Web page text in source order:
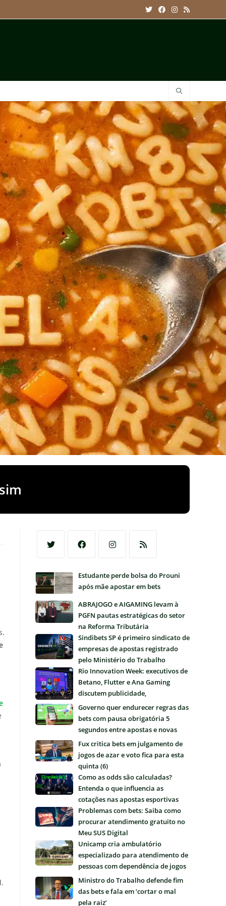
em
uma
nova
aba
em
uma
nova
aba
em
uma
nova
aba
em
uma
nova
aba
Estudante perde bolsa do Prouni
após mãe apostar em bets
ABRAJOGO e AIGAMING levam à
PGFN pautas estratégicas do setor
na Reforma Tributária
Sindibets SP é primeiro sindicato de
empresas de apostas registrado
pelo Ministério do Trabalho
Rio Innovation Week: executivos de
Betano, Flutter e Ana Gaming
discutem publicidade,
regulamentação e futuro das bets
no Brasil
Governo quer endurecer regras das
bets com pausa obrigatória 5
segundos entre apostas e novas
restrições
Fux critica bets em julgamento de
jogos de azar e voto fica para esta
quinta (6)
Como as odds são calculadas?
Entenda o que influencia as
cotações nas apostas esportivas
Problemas com bets: Saiba como
procurar atendimento gratuito no
Meu SUS Digital
Unicamp cria ambulatório
especializado para atendimento de
pessoas com dependência de jogos
e apostas
Ministro do Trabalho defende fim
das bets e fala em ‘cortar o mal
pela raiz’